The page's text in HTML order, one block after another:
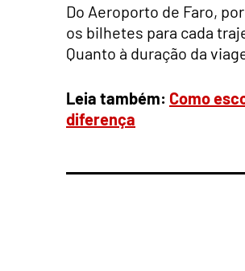
Do Aeroporto de Faro,
os bilhetes para cada
Quanto à duração da
Leia também: Como
diferença